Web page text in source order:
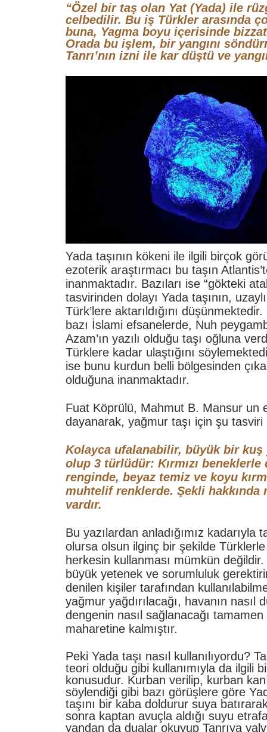
“Özel bir taş olan Yat (Yada) ile
celbedilir. Bu iş Türkler arasında
buna, Yagma boyu içerisinde
Orada bu işlem, bir yangını
Tanrı’nın izni ile kar düştü ve
Yada taşının kökeni ile ilgili birçok
ezoterik araştırmacı bu taşın
inanmaktadır. Bazıları ise “gökteki
tasvirinden dolayı Yada taşının,
Türk’lere aktarıldığını
bazı İslami efsanelerde, Nuh
Azam’ın yazılı olduğu taşı oğluna
Türklere kadar ulaştığını
ise bunu kurdun belli bölgesinden
olduğuna inanmaktadır.
Fuat Köprülü, Mahmut B. Mansur un
dayanarak, yağmur taşı için şu tasviri
Kolayca ufalanabilir, büyük bir kuş
olup 3 türlüdür: Kırmızı
renginde, beyaz temiz ve koyu
muhtelif renklerde. Şekli
vardır.
Bu yazılardan anladığımız kadarıyla
olursa olsun ilginç bir şekilde Türklerle
herkesin kullanması mümkün
büyük yetenek ve sorumluluk
denilen kişiler tarafından
yağmur yağdırılacağı, havanın nasıl
dengenin nasıl sağlanacağı tamamen
maharetine kalmıştır.
Peki Yada taşı nasıl kullanılıyordu?
teori olduğu gibi kullanımıyla da ilgili
konusudur. Kurban verilip, kurban
söylendiği gibi bazı görüşlere göre
taşını bir kaba doldurur suya
sonra kaptan avuçla aldığı suyu
yandan da dualar okuyup Tanrıya